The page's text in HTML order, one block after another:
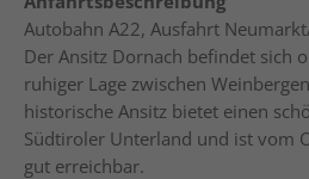
Autobahn A22, Ausfahrt
Der Ansitz Dornach befindet sich
ruhiger Lage zwischen
historische Ansitz bietet einen
Südtiroler Unterland und ist vom
gut erreichbar.